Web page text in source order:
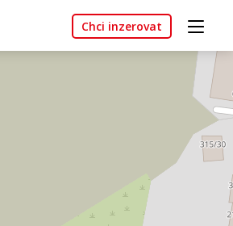
Chci inzerovat